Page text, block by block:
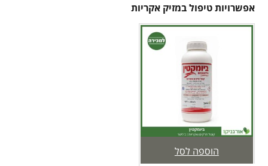
אפשרויות טיפול במזיק אקריות
הוספה לסל